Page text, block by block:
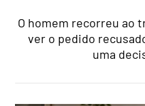
O homem recorreu ao
ver o pedido
uma